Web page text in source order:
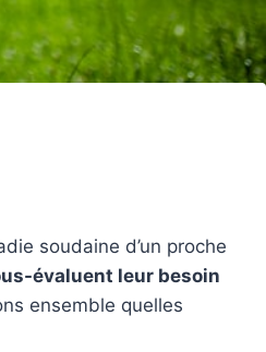
soudaine d’un proche
évaluent leur besoin
ensemble quelles